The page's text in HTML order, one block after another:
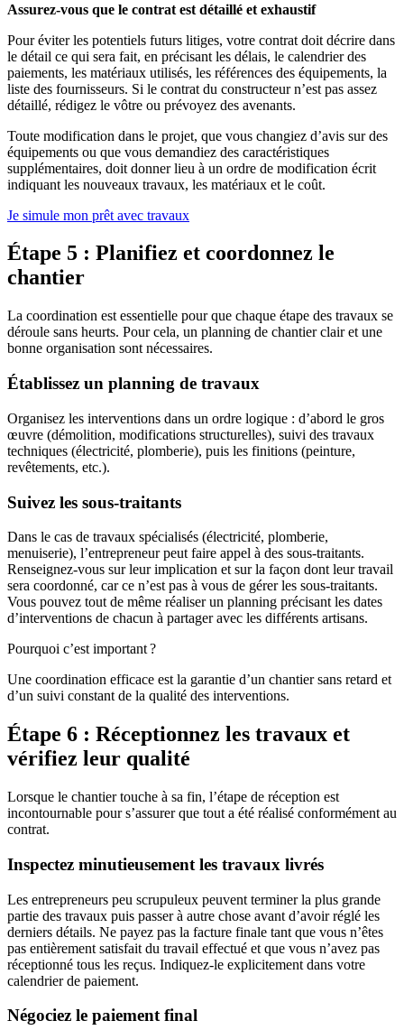
Assurez-vous que le contrat est détaillé et exhaustif
Pour éviter les potentiels futurs litiges, votre contrat doit décrire dans
le détail ce qui sera fait, en précisant les délais, le calendrier des
paiements, les matériaux utilisés, les références des équipements, la
liste des fournisseurs. Si le contrat du constructeur n’est pas assez
détaillé, rédigez le vôtre ou prévoyez des avenants.
Toute modification dans le projet, que vous changiez d’avis sur des
équipements ou que vous demandiez des caractéristiques
supplémentaires, doit donner lieu à un ordre de modification écrit
indiquant les nouveaux travaux, les matériaux et le coût.
Je simule mon prêt avec travaux
Étape 5 : Planifiez et coordonnez le
chantier
La coordination est essentielle pour que chaque étape des travaux se
déroule sans heurts. Pour cela, un planning de chantier clair et une
bonne organisation sont nécessaires.
Établissez un planning de travaux
Organisez les interventions dans un ordre logique : d’abord le gros
œuvre (démolition, modifications structurelles), suivi des travaux
techniques (électricité, plomberie), puis les finitions (peinture,
revêtements, etc.).
Suivez les sous-traitants
Dans le cas de travaux spécialisés (électricité, plomberie,
menuiserie), l’entrepreneur peut faire appel à des sous-traitants.
Renseignez-vous sur leur implication et sur la façon dont leur travail
sera coordonné, car ce n’est pas à vous de gérer les sous-traitants.
Vous pouvez tout de même réaliser un planning précisant les dates
d’interventions de chacun à partager avec les différents artisans.
Pourquoi c’est important ?
Une coordination efficace est la garantie d’un chantier sans retard et
d’un suivi constant de la qualité des interventions.
Étape 6 : Réceptionnez les travaux et
vérifiez leur qualité
Lorsque le chantier touche à sa fin, l’étape de réception est
incontournable pour s’assurer que tout a été réalisé conformément au
contrat.
Inspectez minutieusement les travaux livrés
Les entrepreneurs peu scrupuleux peuvent terminer la plus grande
partie des travaux puis passer à autre chose avant d’avoir réglé les
derniers détails. Ne payez pas la facture finale tant que vous n’êtes
pas entièrement satisfait du travail effectué et que vous n’avez pas
réceptionné tous les reçus. Indiquez-le explicitement dans votre
calendrier de paiement.
Négociez le paiement final